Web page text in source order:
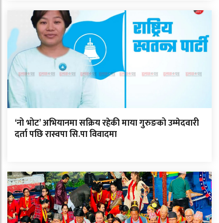
‘नो भोट’ अभियानमा सक्रिय रहेकी माया गुरुङको उम्मेदवारी
दर्ता पछि रास्वपा सि.पा विवादमा